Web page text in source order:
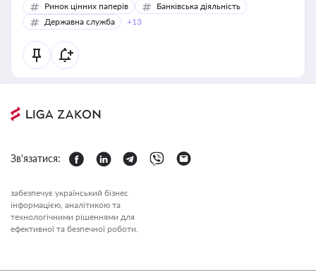
Ринок цінних паперів
Банківська діяльність
Державна служба
+13
Зв'язатися:
забезпечує український бізнес
інформацією, аналітикою та
технологічними рішеннями для
ефективної та безпечної роботи.